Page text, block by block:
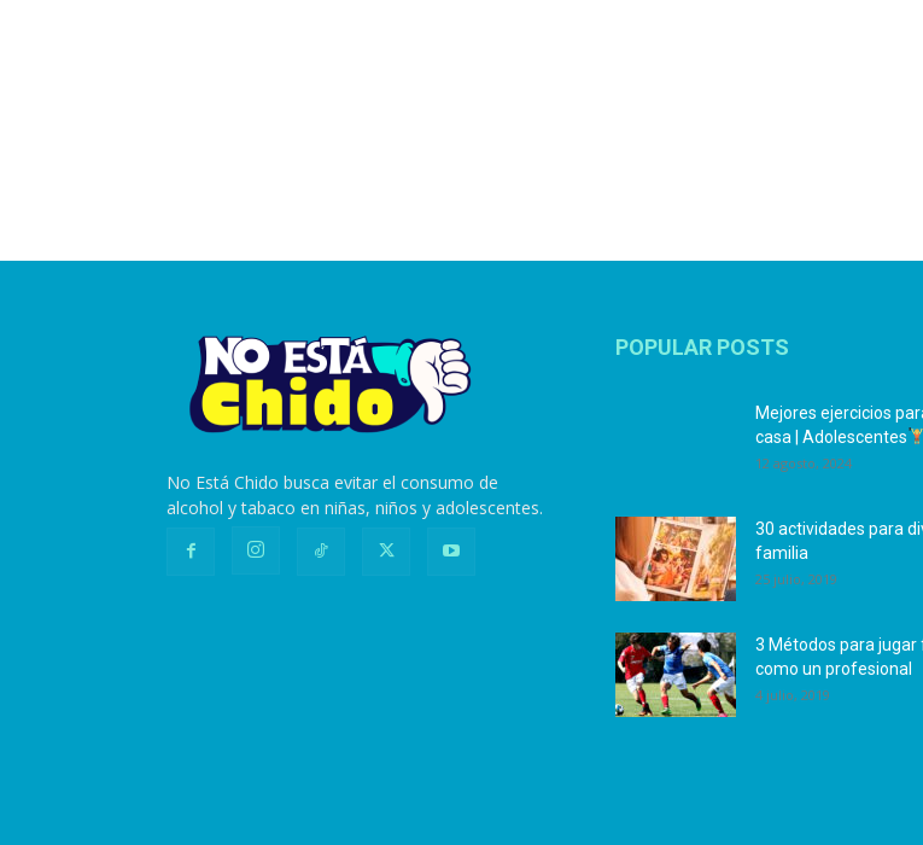
No Está Chido busca evitar el consumo de
alcohol y tabaco en niñas, niños y adolescentes.
POPULAR POSTS
Mejores ejercicios
casa | Adolescentes
12 agosto, 2024
30 actividades para
familia
25 julio, 2019
3 Métodos para jugar
como un profesional
4 julio, 2019